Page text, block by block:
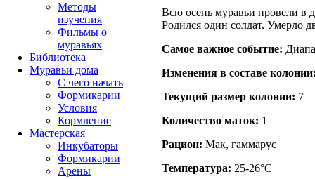
Всю осень муравьи провели в
Родился один солдат. Умерло
Самое важное событие:
Изменения в составе
Текущий размер кoлонии: 7
Количество маток: 1
Рацион: Мак, гаммарус
Температура: 25-26°C
Методы
изучения
Фильмы о
муравьях
Библиотека
Муравьи дома
С чего начать
Формикарии
Условия
Кормление
Мастерская
Инкубаторы
Формикарии
Арены